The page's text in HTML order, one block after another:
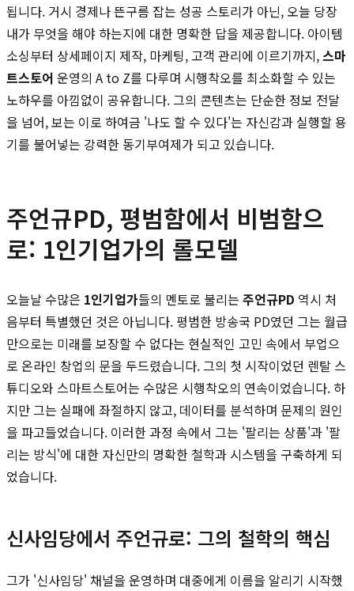
됩니다. 거시 경제나 뜬구름 잡는 성공 스토리가 아닌, 오늘 당장
내가 무엇을 해야 하는지에 대한 명확한 답을 제공합니다. 아이템
소싱부터 상세페이지 제작, 마케팅, 고객 관리에 이르기까지,스마
트스토어 운영의 A to Z를 다루며 시행착오를 최소화할 수 있는
노하우를 아낌없이 공유합니다. 그의 콘텐츠는 단순한 정보 전달
을 넘어, 보는 이로 하여금 '나도 할 수 있다'는 자신감과 실행할 용
기를 불어넣는 강력한 동기부여제가 되고 있습니다.
주언규PD, 평범함에서 비범함으
로: 1인기업가의 롤모델
오늘날 수많은 1인기업가들의 멘토로 불리는 주언규PD 역시 처
음부터 특별했던 것은 아닙니다. 평범한 방송국 PD였던 그는 월급
만으로는 미래를 보장할 수 없다는 현실적인 고민 속에서 부업으
로 온라인 창업의 문을 두드렸습니다. 그의 첫 시작이었던 렌탈 스
튜디오와 스마트스토어는 수많은 시행착오의 연속이었습니다. 하
지만 그는 실패에 좌절하지 않고, 데이터를 분석하며 문제의 원인
을 파고들었습니다. 이러한 과정 속에서 그는 '팔리는 상품'과 '팔
리는 방식'에 대한 자신만의 명확한 철학과 시스템을 구축하게 되
었습니다.
신사임당에서 주언규로: 그의 철학의 핵심
그가 '신사임당' 채널을 운영하며 대중에게 이름을 알리기 시작했